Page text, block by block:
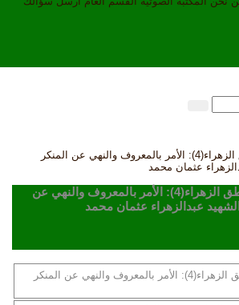
فلسفة الإسلام في منطق الزهراء(4): الأمر بالمعروف والنهي عن المنكر
عثمان محمد
فلسفة الإسلام في منطق الزهراء(4): الأمر بالمعروف والنهي عن
عبدالزهراء عثمان محمد
فلسفة الإسلام في منطق الزهراء(4): الأمر بالمعروف والنهي عن المنكر